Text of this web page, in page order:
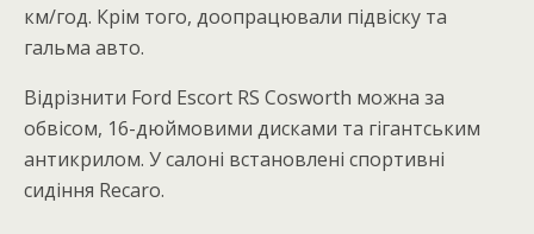
км/год. Крім того, доопрацювали підвіску та
гальма авто.
Відрізнити Ford Escort RS Cosworth можна за
обвісом, 16-дюймовими дисками та гігантським
антикрилом. У салоні встановлені спортивні
сидіння Recaro.